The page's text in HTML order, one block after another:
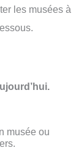
les musées à
musée ou